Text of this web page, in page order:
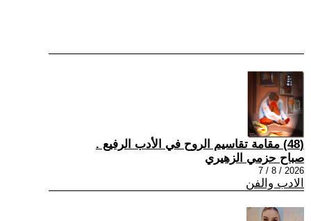
(48) مقامة تقاسيم الروح في الأدب الرفيع .
صباح حزمي الزهيري
2026 / 8 / 7
الادب والفن